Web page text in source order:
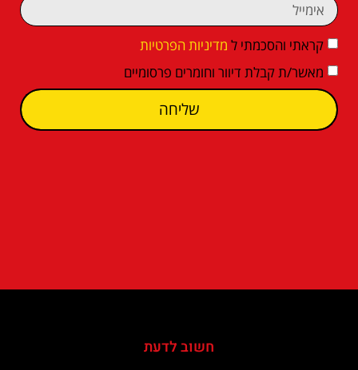
קראתי והסכמתי ל מדיניות הפרטיות
מאשר/ת קבלת דיוור וחומרים פרסומיים
שליחה
חשוב לדעת